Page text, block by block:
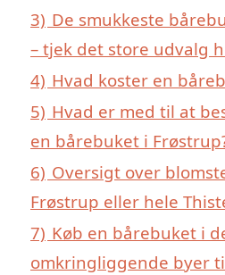
3) De smukkeste
– tjek det store udvalg
4) Hvad koster en
5) Hvad er med til at
en bårebuket i
6) Oversigt over
Frøstrup eller hele
7) Køb en bårebuket i
omkringliggende byer